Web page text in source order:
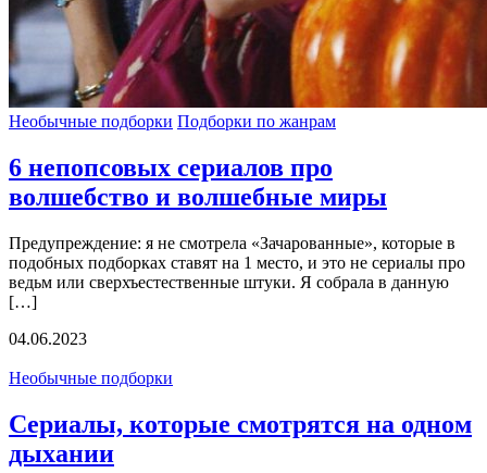
Необычные подборки Подборки по жанрам
6 непопсовых сериалов про
волшебство и волшебные миры
Предупреждение: я не смотрела «Зачарованные», которые в
подобных подборках ставят на 1 место, и это не сериалы про
ведьм или сверхъестественные штуки. Я собрала в данную
[…]
04.06.2023
Необычные подборки
Cериалы, которые смотрятся на одном
дыхании